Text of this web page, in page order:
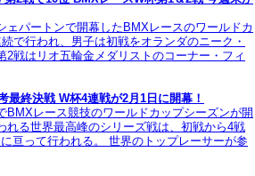
ェパートンで開幕したBMXレースのワールドカ
で行われ、男子は初戦をオランダのニーク・
2戦はリオ五輪金メダリストのコーナー・フィ
最終決戦 W杯4連戦が2月1日に開幕！
BMXレース競技のワールドカップシーズンが開
れる世界最高峰のシリーズ戦は、初戦から4戦
亘って行われる。 世界のトップレーサーが参